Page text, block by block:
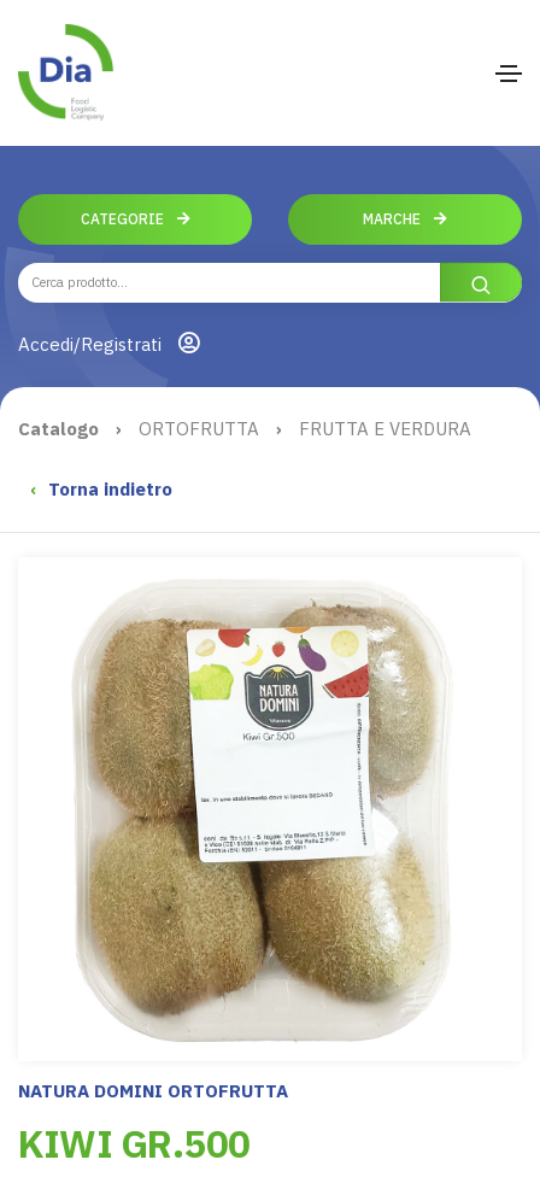
CATEGORIE MARCHE
Accedi/Registrati
Catalogo › ORTOFRUTTA › FRUTTA E VERDURA
‹ Torna indietro
NATURA DOMINI ORTOFRUTTA
KIWI GR.500